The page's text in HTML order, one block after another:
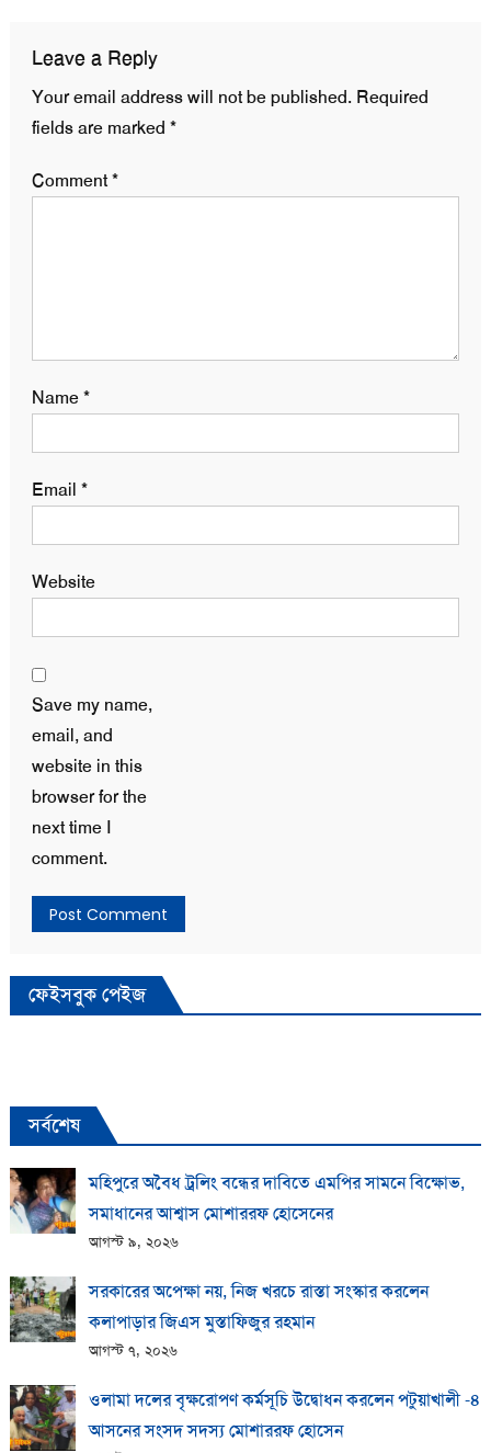
Leave a Reply
Your email address will not be published. Required
fields are marked *
Comment*
Name*
Email *
Website
Save my name,
email, and
website in this
browser for the
next time I
comment.
ফেইসবুক পেইজ
সর্বশেষ
মহিপুরে অবৈধ ট্রলিং বন্ধের দাবিতে এমপির সামনে বিক্ষোভ,
সমাধানের আশ্বাস মোশাররফ হোসেনের
আগস্ট ৯, ২০২৬
সরকারের অপেক্ষা নয়, নিজ খরচে রাস্তা সংস্কার করলেন
কলাপাড়ার জিএস মুস্তাফিজুর রহমান
আগস্ট ৭, ২০২৬
ওলামা দলের বৃক্ষরোপণ কর্মসূচি উদ্বোধন করলেন পটুয়াখালী -৪
আসনের সংসদ সদস্য মোশাররফ হোসেন